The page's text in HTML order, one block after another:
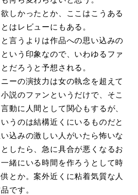
しかったとか、ここはこうある
はレビューにもある。
言うよりは作品への思い込みの
いう印象なので、いわゆるファ
だろうと予想される。
ーの演技力は女の執念を超えて
説のファンというだけで、そこ
動に人間として関心もするが、
うのは結構近くにいるものだと
込みの激しい人がいたら怖いな
したら、急に具合が悪くなるお
緒にいる時間を作ろうとして時
とか。案外近くに粘着気質な人
です。